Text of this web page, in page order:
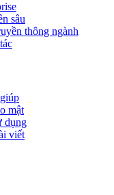
sâu
thông ngành
mật
dụng
viết